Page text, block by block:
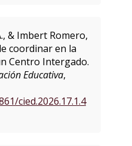
& Imbert Romero,
coordinar en la
Centro Intergado.
Educativa,
cied.2026.17.1.4